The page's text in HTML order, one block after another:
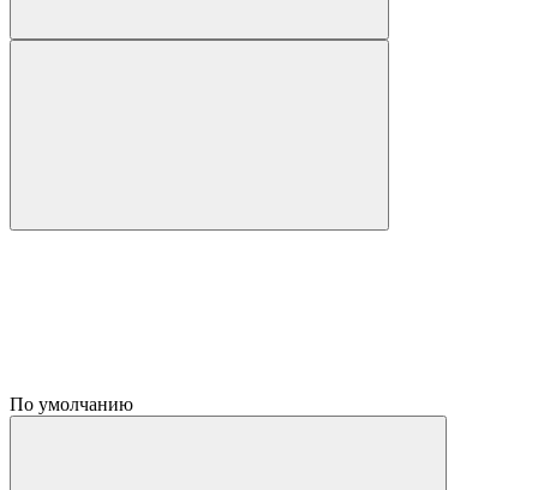
По умолчанию